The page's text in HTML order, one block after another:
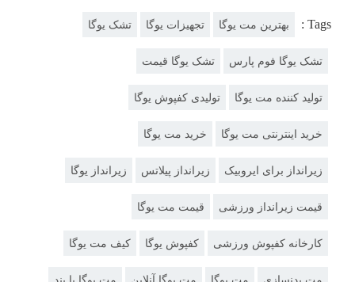
Tags : بهترین مت یوگا تجهیزات یوگا تشک یوگا
تشک یوگا فوم پارس تشک یوگا قیمت
تولید کننده مت یوگا تولیدی کفپوش یوگا
خرید اینترنتی مت یوگا خرید مت یوگا
زیرانداز برای ایروبیک زیرانداز پیلاتس زیرانداز یوگا
قیمت زیرانداز ورزشی قیمت مت یوگا
کارخانه کفپوش ورزشی کفپوش یوگا کیف مت یوگا
مت بدنسازی مت یوگا مت یوگا آنلاین مت یوگا با بند